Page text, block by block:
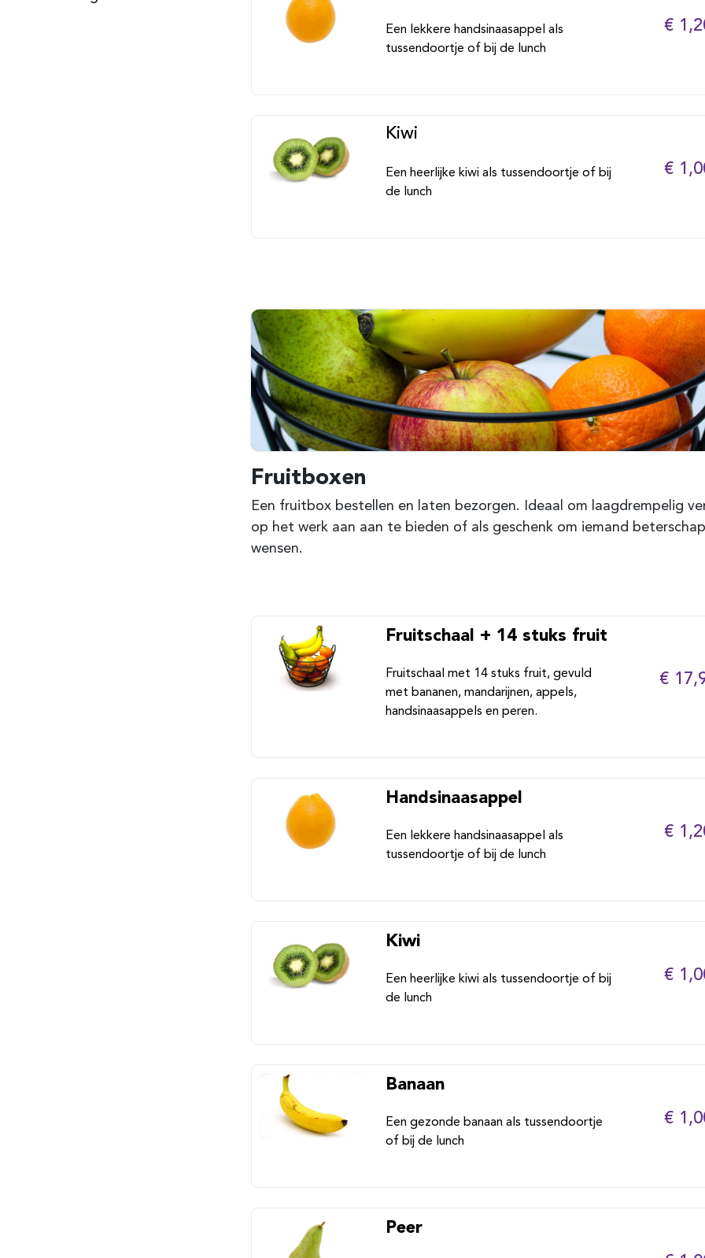
Een lekkere handsinaasappel als
tussendoortje of bij de lunch
€
Kiwi
Een heerlijke kiwi als tussendoortje of bij
de lunch
€
Fruitboxen
Een fruitbox bestellen en laten bezorgen. Ideaal om laagdrempelig
op het werk aan aan te bieden of als geschenk om iemand
wensen.
Fruitschaal + 14 stuks fruit
Fruitschaal met 14 stuks fruit, gevuld
met bananen, mandarijnen, appels,
handsinaasappels en peren.
€
Handsinaasappel
Een lekkere handsinaasappel als
tussendoortje of bij de lunch
€
Kiwi
Een heerlijke kiwi als tussendoortje of bij
de lunch
€
Banaan
Een gezonde banaan als tussendoortje
of bij de lunch
€
Peer